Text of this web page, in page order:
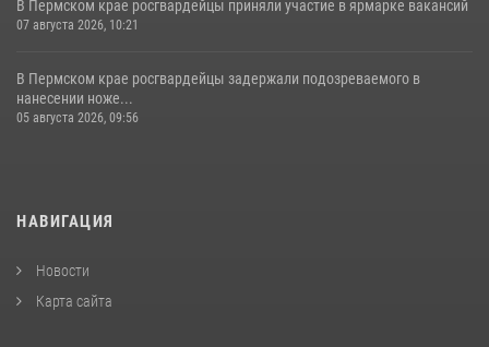
В Пермском крае росгвардейцы приняли участие в ярмарке вакансий
07 августа 2026, 10:21
В Пермском крае росгвардейцы задержали подозреваемого в
нанесении ноже...
05 августа 2026, 09:56
НАВИГАЦИЯ
Новости
Карта сайта